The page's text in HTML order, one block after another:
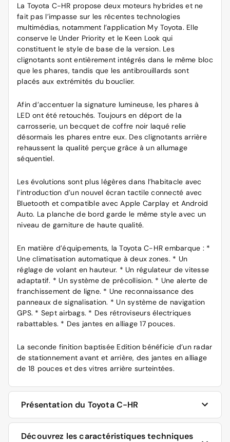
La Toyota C-HR propose deux moteurs hybrides et ne
fait pas l’impasse sur les récentes technologies
multimédias, notamment l’application My Toyota. Elle
conserve le Under Priority et le Keen Look qui
constituent le style de base de la version. Les
clignotants sont entièrement intégrés dans le même bloc
que les phares, tandis que les antibrouillards sont
placés aux extrémités du bouclier.
Afin d’accentuer la signature lumineuse, les phares à
LED ont été retouchés. Toujours en déport de la
carrosserie, un becquet de coffre noir laqué relie
désormais les phares entre eux. Des clignotants arrière
rehaussent la qualité perçue grâce à un allumage
séquentiel.
Les évolutions sont plus légères dans l’habitacle avec
l’introduction d’un nouvel écran tactile connecté avec
Bluetooth et compatible avec Apple Carplay et Android
Auto. La planche de bord garde le même style avec un
niveau de garniture de haute qualité.
En matière d’équipements, la Toyota C-HR embarque : *
Une climatisation automatique à deux zones. * Un
réglage de volant en hauteur. * Un régulateur de vitesse
adaptatif. * Un système de précollision. * Une alerte de
franchissement de ligne. * Une reconnaissance des
panneaux de signalisation. * Un système de navigation
GPS. * Sept airbags. * Des rétroviseurs électriques
rabattables. * Des jantes en alliage 17 pouces.
La seconde finition baptisée Edition bénéficie d’un radar
de stationnement avant et arrière, des jantes en alliage
de 18 pouces et des vitres arrière surteintées.
Présentation du Toyota C-HR
Les deux motorisations hybrides
Découvrez les caractéristiques techniques